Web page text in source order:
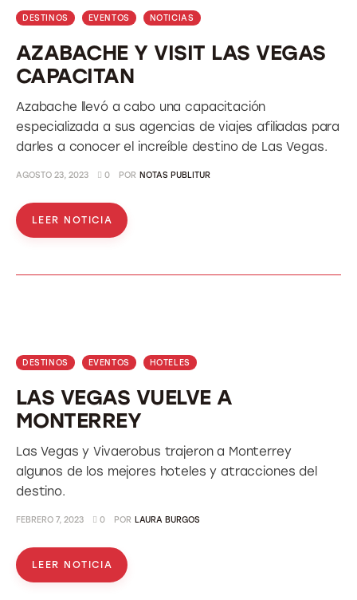
DESTINOS EVENTOS NOTICIAS
AZABACHE Y VISIT LAS VEGAS
CAPACITAN
Azabache llevó a cabo una capacitación
especializada a sus agencias de viajes afiliadas para
darles a conocer el increíble destino de Las Vegas.
AGOSTO 23, 2023 0 POR NOTAS PUBLITUR
LEER NOTICIA
DESTINOS EVENTOS HOTELES
LAS VEGAS VUELVE A
MONTERREY
Las Vegas y Vivaerobus trajeron a Monterrey
algunos de los mejores hoteles y atracciones del
destino.
FEBRERO 7, 2023 0 POR LAURA BURGOS
LEER NOTICIA